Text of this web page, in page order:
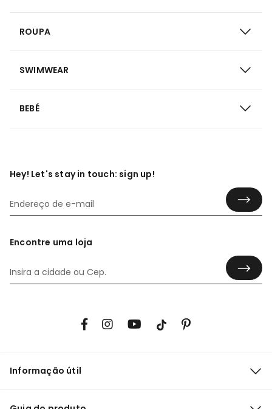
ROUPA
SWIMWEAR
BEBÉ
Hey! Let's stay in touch: sign up!
Encontre uma loja
Informação útil